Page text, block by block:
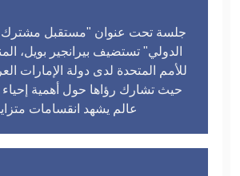
جلسة تحت عنوان "مستقبل مشترك
الدولي" تستضيف بيرانجير بويل،
للأمم المتحدة لدى دولة الإمارات
حيث تشارك رؤاها حول أهمية إحياء
عالم يشهد انقسامات